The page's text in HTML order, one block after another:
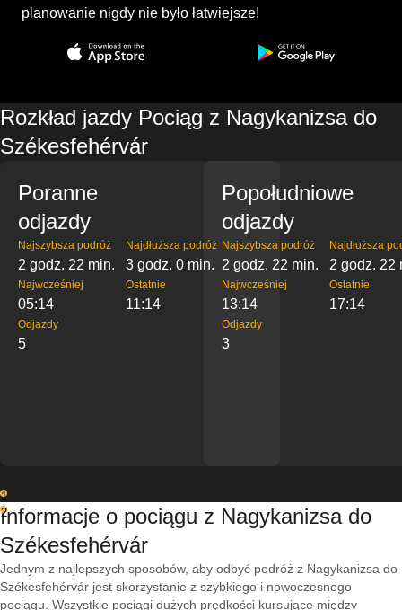
planowanie nigdy nie było łatwiejsze!
Rozkład jazdy Pociąg z Nagykanizsa do
Székesfehérvár
Poranne
odjazdy
Najszybsza podróż
2 godz. 22 min.
Najdłuższa podróż
3 godz. 0 min.
Najwcześniej
05:14
Ostatnie
11:14
Odjazdy
5
Popołudniowe
odjazdy
Najszybsza podróż
2 godz. 22 min.
Najdłuższa
2 godz. 22
Najwcześniej
13:14
Ostatnie
17:14
Odjazdy
3
1
2
Informacje o pociągu z Nagykanizsa do
Székesfehérvár
Jednym z najlepszych sposobów, aby odbyć podróż z Nagykanizsa do
Székesfehérvár jest skorzystanie z szybkiego i nowoczesnego
pociągu. Wszystkie pociągi dużych prędkości kursujące między